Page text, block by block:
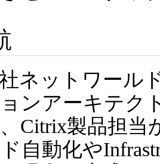
ネットワール
ンアーキテク
Citrix製品担当
自動化や